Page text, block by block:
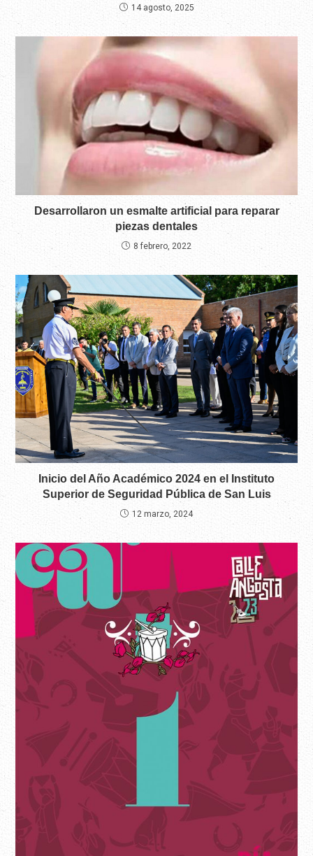
14 agosto, 2025
Desarrollaron un esmalte artificial para reparar
piezas dentales
8 febrero, 2022
Inicio del Año Académico 2024 en el Instituto
Superior de Seguridad Pública de San Luis
12 marzo, 2024